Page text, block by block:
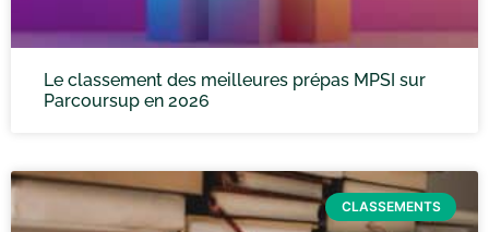
Le classement des meilleures prépas MPSI sur
Parcoursup en 2026
CLASSEMENTS